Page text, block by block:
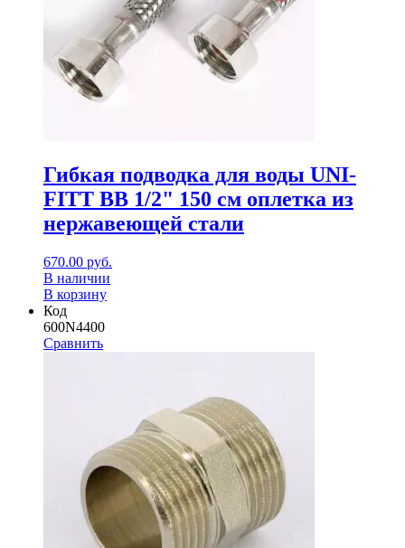
Гибкая подводка для воды UNI-
FITT ВВ 1/2" 150 см оплетка из
нержавеющей стали
670.00 руб.
В наличии
В корзину
Код
600N4400
Сравнить